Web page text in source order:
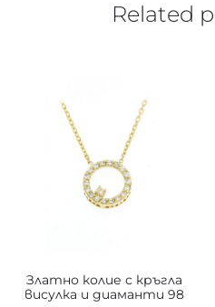
Related
Златно колие с кръгла
висулка и диаманти 98